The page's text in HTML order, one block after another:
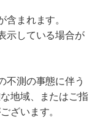
まれます。
示している場合が
不測の事態に伴う
地域、またはご指
ざいます。